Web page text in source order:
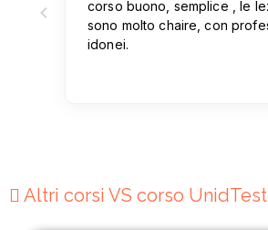
Altri corsi VS corso UnidTest